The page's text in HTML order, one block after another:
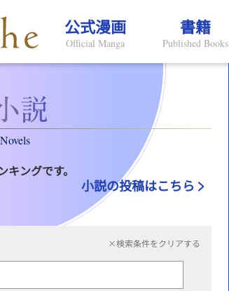
公式漫画
Official Manga
書籍
Published Books
ングです。
小説の投稿はこちら
×検索条件をクリアする